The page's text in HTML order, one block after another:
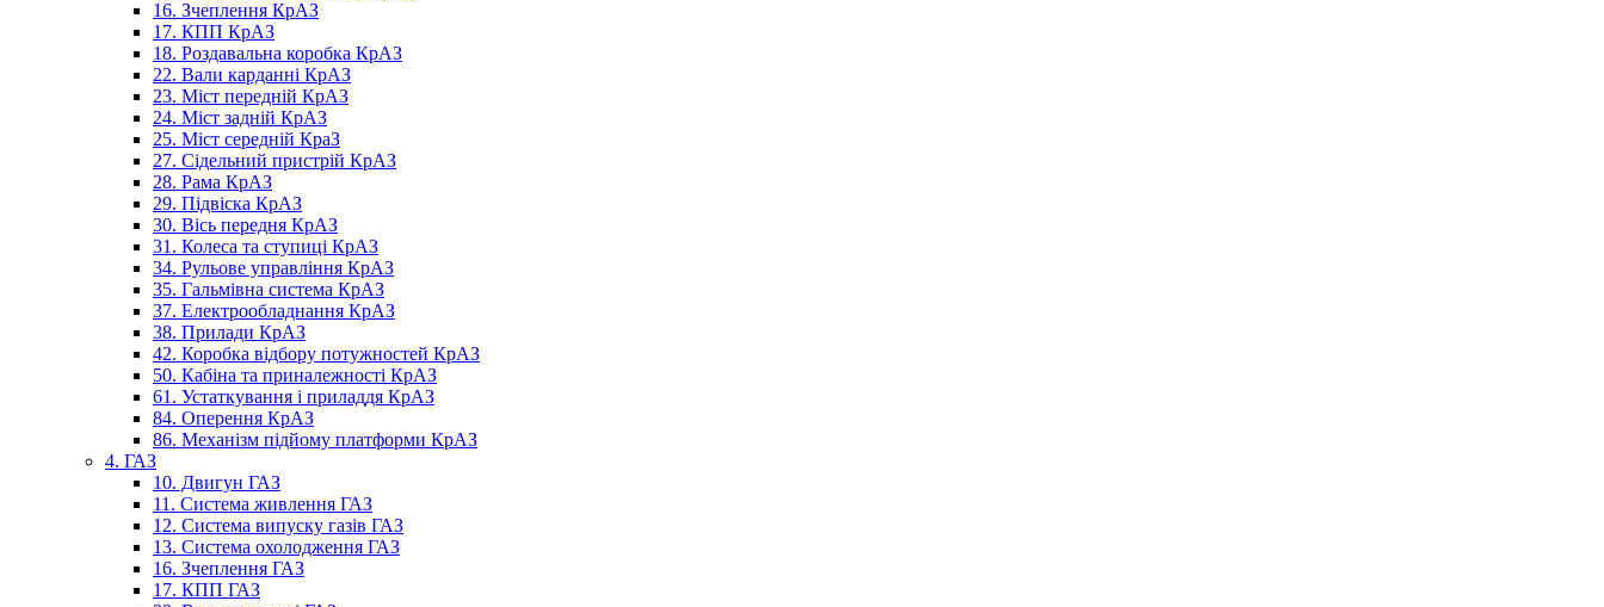
16. Зчеплення КрАЗ
17. КПП КрАЗ
18. Роздавальна коробка КрАЗ
22. Вали карданні КрАЗ
23. Міст передній КрАЗ
24. Міст задній КрАЗ
25. Міст середній КраЗ
27. Сідельний пристрій КрАЗ
28. Рама КрАЗ
29. Підвіска КрАЗ
30. Вісь передня КрАЗ
31. Колеса та ступиці КрАЗ
34. Рульове управління КрАЗ
35. Гальмівна система КрАЗ
37. Електрообладнання КрАЗ
38. Прилади КрАЗ
42. Коробка відбору потужностей КрАЗ
50. Кабіна та приналежності КрАЗ
61. Устаткування і приладдя КрАЗ
84. Оперення КрАЗ
86. Механізм підйому платформи КрАЗ
4. ГАЗ
10. Двигун ГАЗ
11. Система живлення ГАЗ
12. Система випуску газів ГАЗ
13. Система охолодження ГАЗ
16. Зчеплення ГАЗ
17. КПП ГАЗ